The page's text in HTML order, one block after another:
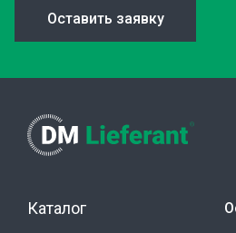
Оставить заявку
Каталог